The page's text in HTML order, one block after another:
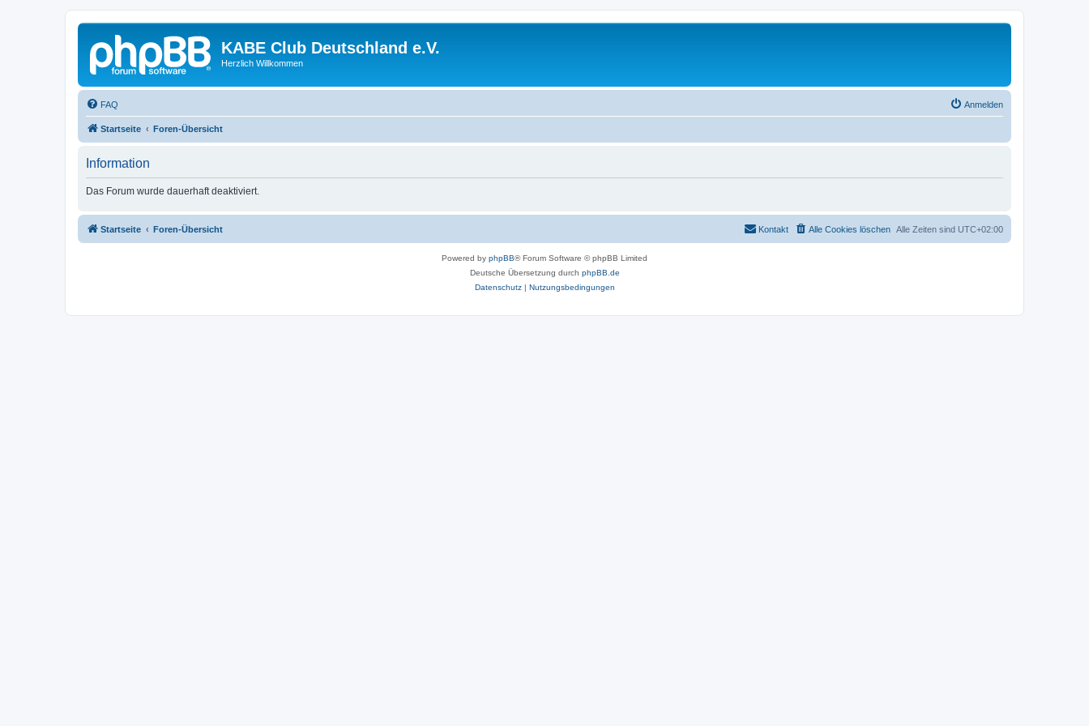
KABE Club Deutschland e.V.
Herzlich Willkommen
FAQ Anmelden
Startseite Foren-Übersicht
Information
Das Forum wurde dauerhaft deaktiviert.
Startseite Foren-Übersicht Alle Zeiten sind UTC+02:00
Alle Cookies löschen
Kontakt
Powered by phpBB® Forum Software © phpBB Limited
Deutsche Übersetzung durch phpBB.de
Datenschutz| Nutzungsbedingungen